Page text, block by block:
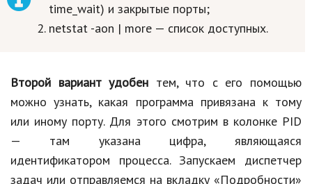
time_wait) и закрытые порты;
netstat -aon | more — список доступных.
Второй вариант удобен тем, что с его помощью
можно узнать, какая программа привязана к тому
или иному порту. Для этого смотрим в колонке PID
— там указана цифра, являющаяся
идентификатором процесса. Запускаем диспетчер
задач или отправляемся на вкладку «Подробности»